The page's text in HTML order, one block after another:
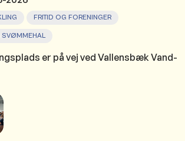
FRITID OG FORENINGER
SVØMMEHAL
er på vej ved Vallensbæk Vand-